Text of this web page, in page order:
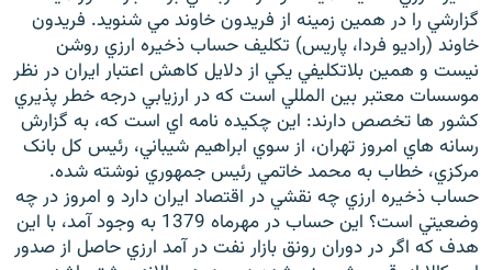
به ما بپیوندید
زبان‌های دیگر
گزارشي را در همين زمينه از فريدون خاوند مي شنويد. فريدون
خاوند (راديو فردا، پاريس) تکليف حساب ذخيره ارزي روشن
نيست و همين بلاتکليفي يکي از دلايل کاهش اعتبار ايران در نظر
موسسات معتبر بين المللي است که در ارزيابي درجه خطر پذيري
کشور ها تخصص دارند: اين چکيده نامه اي است که، به گزارش
رسانه هاي امروز تهران، از سوي ابراهيم شيباني، رئيس کل بانک
مرکزي، خطاب به محمد خاتمي رئيس جمهوري نوشته شده.
حساب ذخيره ارزي چه نقشي در اقتصاد ايران دارد و امروز در چه
وضعيتي است؟ اين حساب در مهرماه 1379 به وجود آمد، با اين
هدف که اگر در دوران رونق بازار نفت در آمد ارزي حاصل از صدور